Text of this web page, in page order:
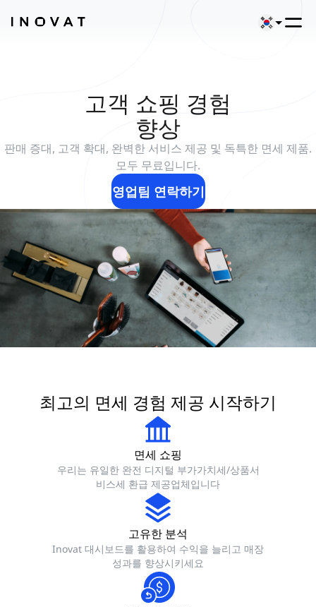
고객 쇼핑 경험
향상
판매 증대, 고객 확대, 완벽한 서비스 제공 및 독특한 면세 제품.
모두 무료입니다.
영업팀 연락하기
최고의 면세 경험 제공 시작하기
면세 쇼핑
우리는 유일한 완전 디지털 부가가치세/상품서
비스세 환급 제공업체입니다
고유한 분석
Inovat 대시보드를 활용하여 수익을 늘리고 매장
성과를 향상시키세요